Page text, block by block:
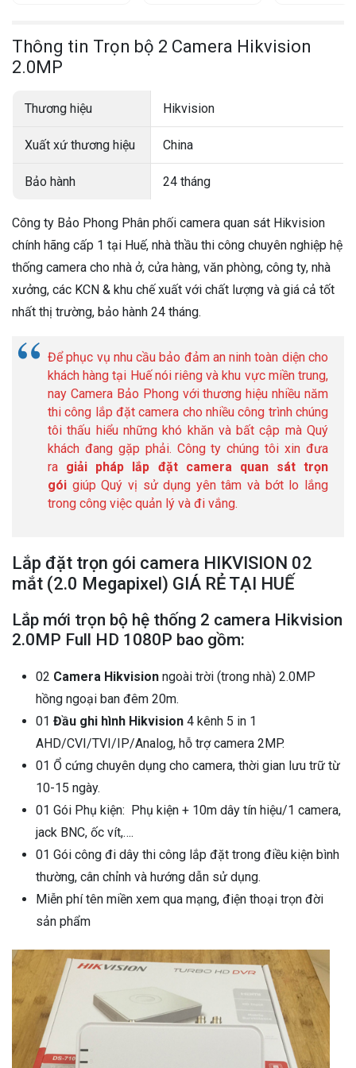
Thông tin Trọn bộ 2 Camera Hikvision
2.0MP
Thương hiệu Hikvision
Xuất xứ thương hiệu China
Bảo hành 24 tháng
Công ty Bảo Phong Phân phối camera quan sát Hikvision
chính hãng cấp 1 tại Huế, nhà thầu thi công chuyên nghiệp hệ
thống camera cho nhà ở, cửa hàng, văn phòng, công ty, nhà
xưởng, các KCN & khu chế xuất với chất lượng và giá cả tốt
nhất thị trường, bảo hành 24 tháng.
Để phục vụ nhu cầu bảo đảm an ninh toàn diện cho
khách hàng tại Huế nói riêng và khu vực miền trung,
nay Camera Bảo Phong với thương hiệu nhiều năm
thi công lắp đặt camera cho nhiều công trình chúng
tôi thấu hiểu những khó khăn và bất cập mà Quý
khách đang gặp phải. Công ty chúng tôi xin đưa
ra giải pháp lắp đặt camera quan sát trọn
gói giúp Quý vị sử dụng yên tâm và bớt lo lắng
trong công việc quản lý và đi vắng.
Lắp đặt trọn gói camera HIKVISION 02
mắt (2.0 Megapixel) GIÁ RẺ TẠI HUẾ
Lắp mới trọn bộ hệ thống 2 camera Hikvision
2.0MP Full HD 1080P bao gồm:
02 Camera Hikvision ngoài trời (trong nhà) 2.0MP
hồng ngoại ban đêm 20m.
01 Đầu ghi hình Hikvision 4 kênh 5 in 1
AHD/CVI/TVI/IP/Analog, hỗ trợ camera 2MP.
01 Ổ cứng chuyên dụng cho camera, thời gian lưu trữ từ
10-15 ngày.
01 Gói Phụ kiện: Phụ kiện + 10m dây tín hiệu/1 camera,
jack BNC, ốc vít,….
01 Gói công đi dây thi công lắp đặt trong điều kiện bình
thường, cân chỉnh và hướng dẫn sử dụng.
Miễn phí tên miền xem qua mạng, điện thoại trọn đời
sản phẩm